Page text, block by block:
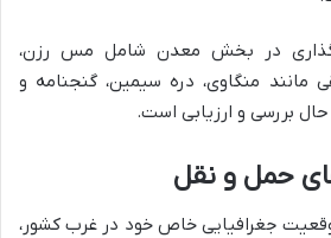
گذاری در بخش معدن شامل مس رزن،
مانند منگاوی، دره سیمین، گنجنامه و
بررسی و ارزیابی است.
جغرافیایی خاص خود در غرب کشور،